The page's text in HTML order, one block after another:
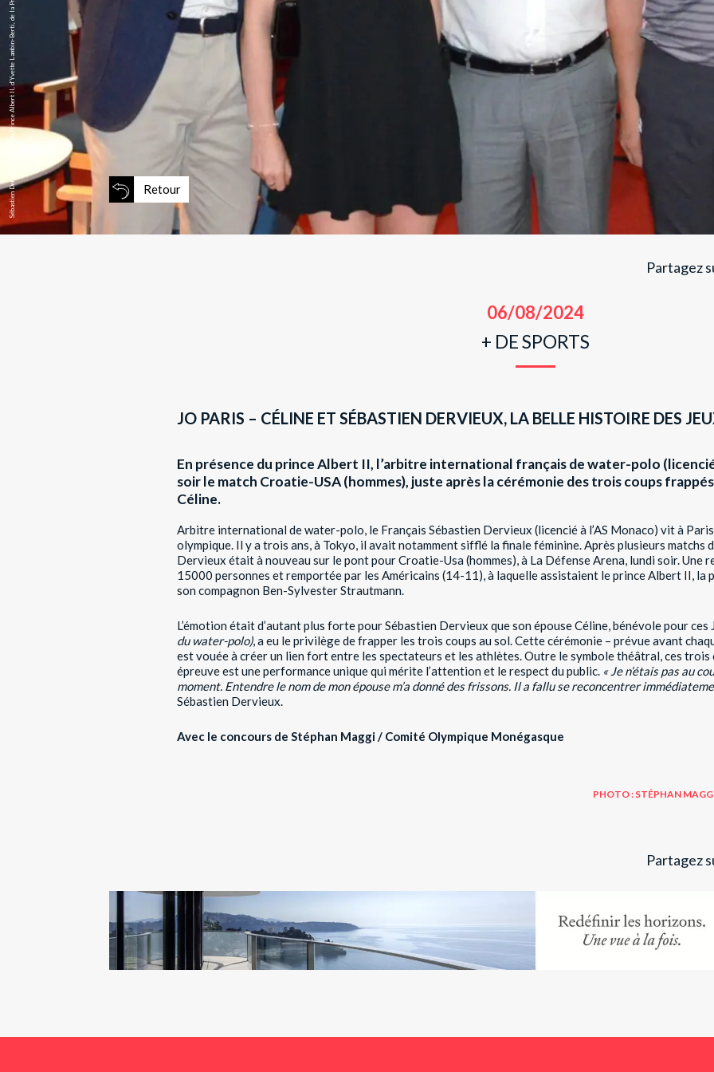
Retour
Partagez
06/08/2024
+ DE SPORTS
JO PARIS – CÉLINE ET SÉBASTIEN DERVIEUX, LA BELLE HISTOIRE DES
En présence du prince Albert II, l’arbitre international français de water-polo
soir le match Croatie-USA (hommes), juste après la cérémonie des trois coups
Céline.
Arbitre international de water-polo, le Français Sébastien Dervieux (licencié à l’AS Monaco) vit à
olympique. Il y a trois ans, à Tokyo, il avait notamment sifflé la finale féminine. Après plusieurs matchs
Dervieux était à nouveau sur le pont pour Croatie-Usa (hommes), à La Défense Arena, lundi soir. Une
15000 personnes et remportée par les Américains (14-11), à laquelle assistaient le prince Albert II, la
son compagnon Ben-Sylvester Strautmann.
L’émotion était d’autant plus forte pour Sébastien Dervieux que son épouse Céline, bénévole pour ces
du water-polo), a eu le privilège de frapper les trois coups au sol. Cette cérémonie – prévue avant
est vouée à créer un lien fort entre les spectateurs et les athlètes. Outre le symbole théâtral, ces trois
épreuve est une performance unique qui mérite l’attention et le respect du public. « Je n’étais pas au
moment. Entendre le nom de mon épouse m’a donné des frissons. Il a fallu se reconcentrer
Sébastien Dervieux.
Avec le concours de Stéphan Maggi / Comité Olympique Monégasque
PHOTO : STÉPHAN
Partagez